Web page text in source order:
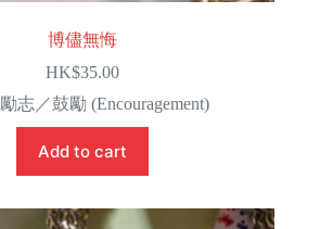
博儘無悔
HK$35.00
勵志／鼓勵 (Encouragement)
Add to cart